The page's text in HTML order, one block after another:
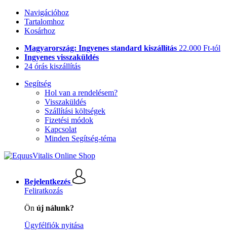
Navigációhoz
Tartalomhoz
Kosárhoz
Magyarország: Ingyenes standard kiszállítás 22.000 Ft-tól
Ingyenes visszaküldés
24 órás kiszállítás
Segítség
Hol van a rendelésem?
Visszaküldés
Szállítási költségek
Fizetési módok
Kapcsolat
Minden Segítség-téma
Bejelentkezés
Feliratkozás
Ön új nálunk?
Ügyfélfiók nyitása